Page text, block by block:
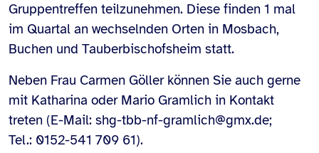
Gruppentreffen teilzunehmen. Diese finden 1 mal
im Quartal an wechselnden Orten in Mosbach,
Buchen und Tauberbischofsheim statt.
Neben Frau Carmen Göller können Sie auch gerne
mit Katharina oder Mario Gramlich in Kontakt
treten (E-Mail: shg-tbb-nf-gramlich@gmx.de;
Tel.: 0152-541 709 61).